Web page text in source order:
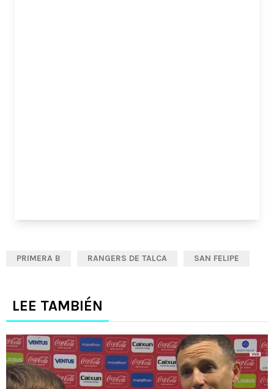
PRIMERA B RANGERS DE TALCA SAN FELIPE
LEE TAMBIÉN